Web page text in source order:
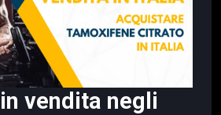
vendita negli